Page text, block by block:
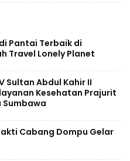
Pantai Terbaik di
Travel Lonely Planet
Sultan Abdul Kahir II
Kesehatan Prajurit
Sumbawa
Cabang Dompu Gelar